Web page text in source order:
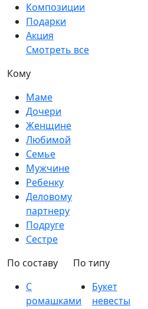
Композиции
Подарки
Акция
Смотреть все
Кому
Маме
Дочери
Женщине
Любимой
Семье
Мужчине
Ребенку
Деловому
партнеру
Подруге
Сестре
По составу
С
ромашками
По типу
Букет
невесты